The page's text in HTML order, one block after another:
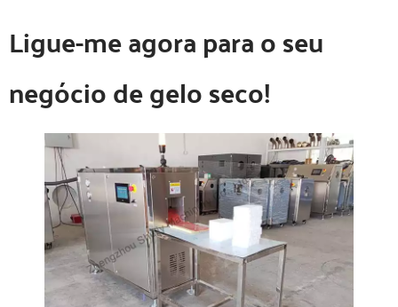
Ligue-me agora para o seu
negócio de gelo seco!